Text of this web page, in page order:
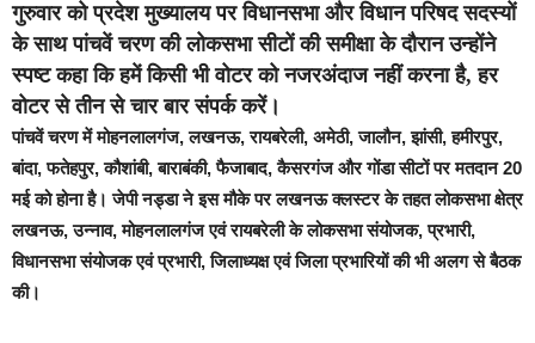
गुरुवार को प्रदेश मुख्यालय पर विधानसभा और विधान परिषद सदस्यों
के साथ पांचवें चरण की लोकसभा सीटों की समीक्षा के दौरान उन्होंने
स्पष्ट कहा कि हमें किसी भी वोटर को नजरअंदाज नहीं करना है, हर
वोटर से तीन से चार बार संपर्क करें।
पांचवें चरण में मोहनलालगंज, लखनऊ, रायबरेली, अमेठी, जालौन, झांसी, हमीरपुर,
बांदा, फतेहपुर, कौशांबी, बाराबंकी, फैजाबाद, कैसरगंज और गोंडा सीटों पर मतदान 20
मई को होना है। जेपी नड्डा ने इस मौके पर लखनऊ क्लस्टर के तहत लोकसभा क्षेत्र
लखनऊ, उन्नाव, मोहनलालगंज एवं रायबरेली के लोकसभा संयोजक, प्रभारी,
विधानसभा संयोजक एवं प्रभारी, जिलाध्यक्ष एवं जिला प्रभारियों की भी अलग से बैठक
की।